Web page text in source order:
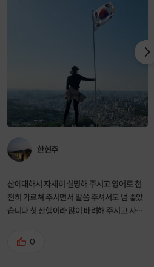
한현주
산에대해서 자세히 설명해 주시고 영어로 천
천히 가르쳐 주시면서 말씀 주셔서도 넘 좋았
습니다 첫 산행이라 많이 배려해 주시고 사진
0